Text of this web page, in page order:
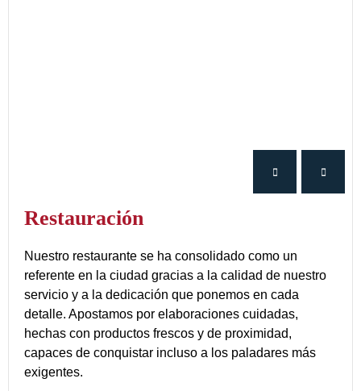
Restauración
Nuestro restaurante se ha consolidado como un
referente en la ciudad gracias a la calidad de nuestro
servicio y a la dedicación que ponemos en cada
detalle. Apostamos por elaboraciones cuidadas,
hechas con productos frescos y de proximidad,
capaces de conquistar incluso a los paladares más
exigentes.